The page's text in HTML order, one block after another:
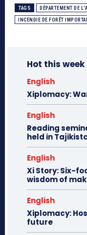
TAGS DÉPARTEMENT DE
INCENDIE DE FORÊT
Hot this week
English
Xiplomacy:
English
Reading
held in
English
Xi Story: Six-
wisdom of
English
Xiplomacy:
future